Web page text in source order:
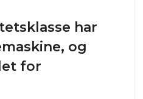
har
og
for